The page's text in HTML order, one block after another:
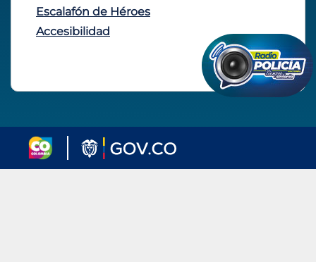
Escalafón de Héroes
Accesibilidad